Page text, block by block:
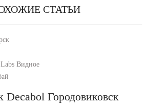
СТАТЬИ
Видное
Городовиковск